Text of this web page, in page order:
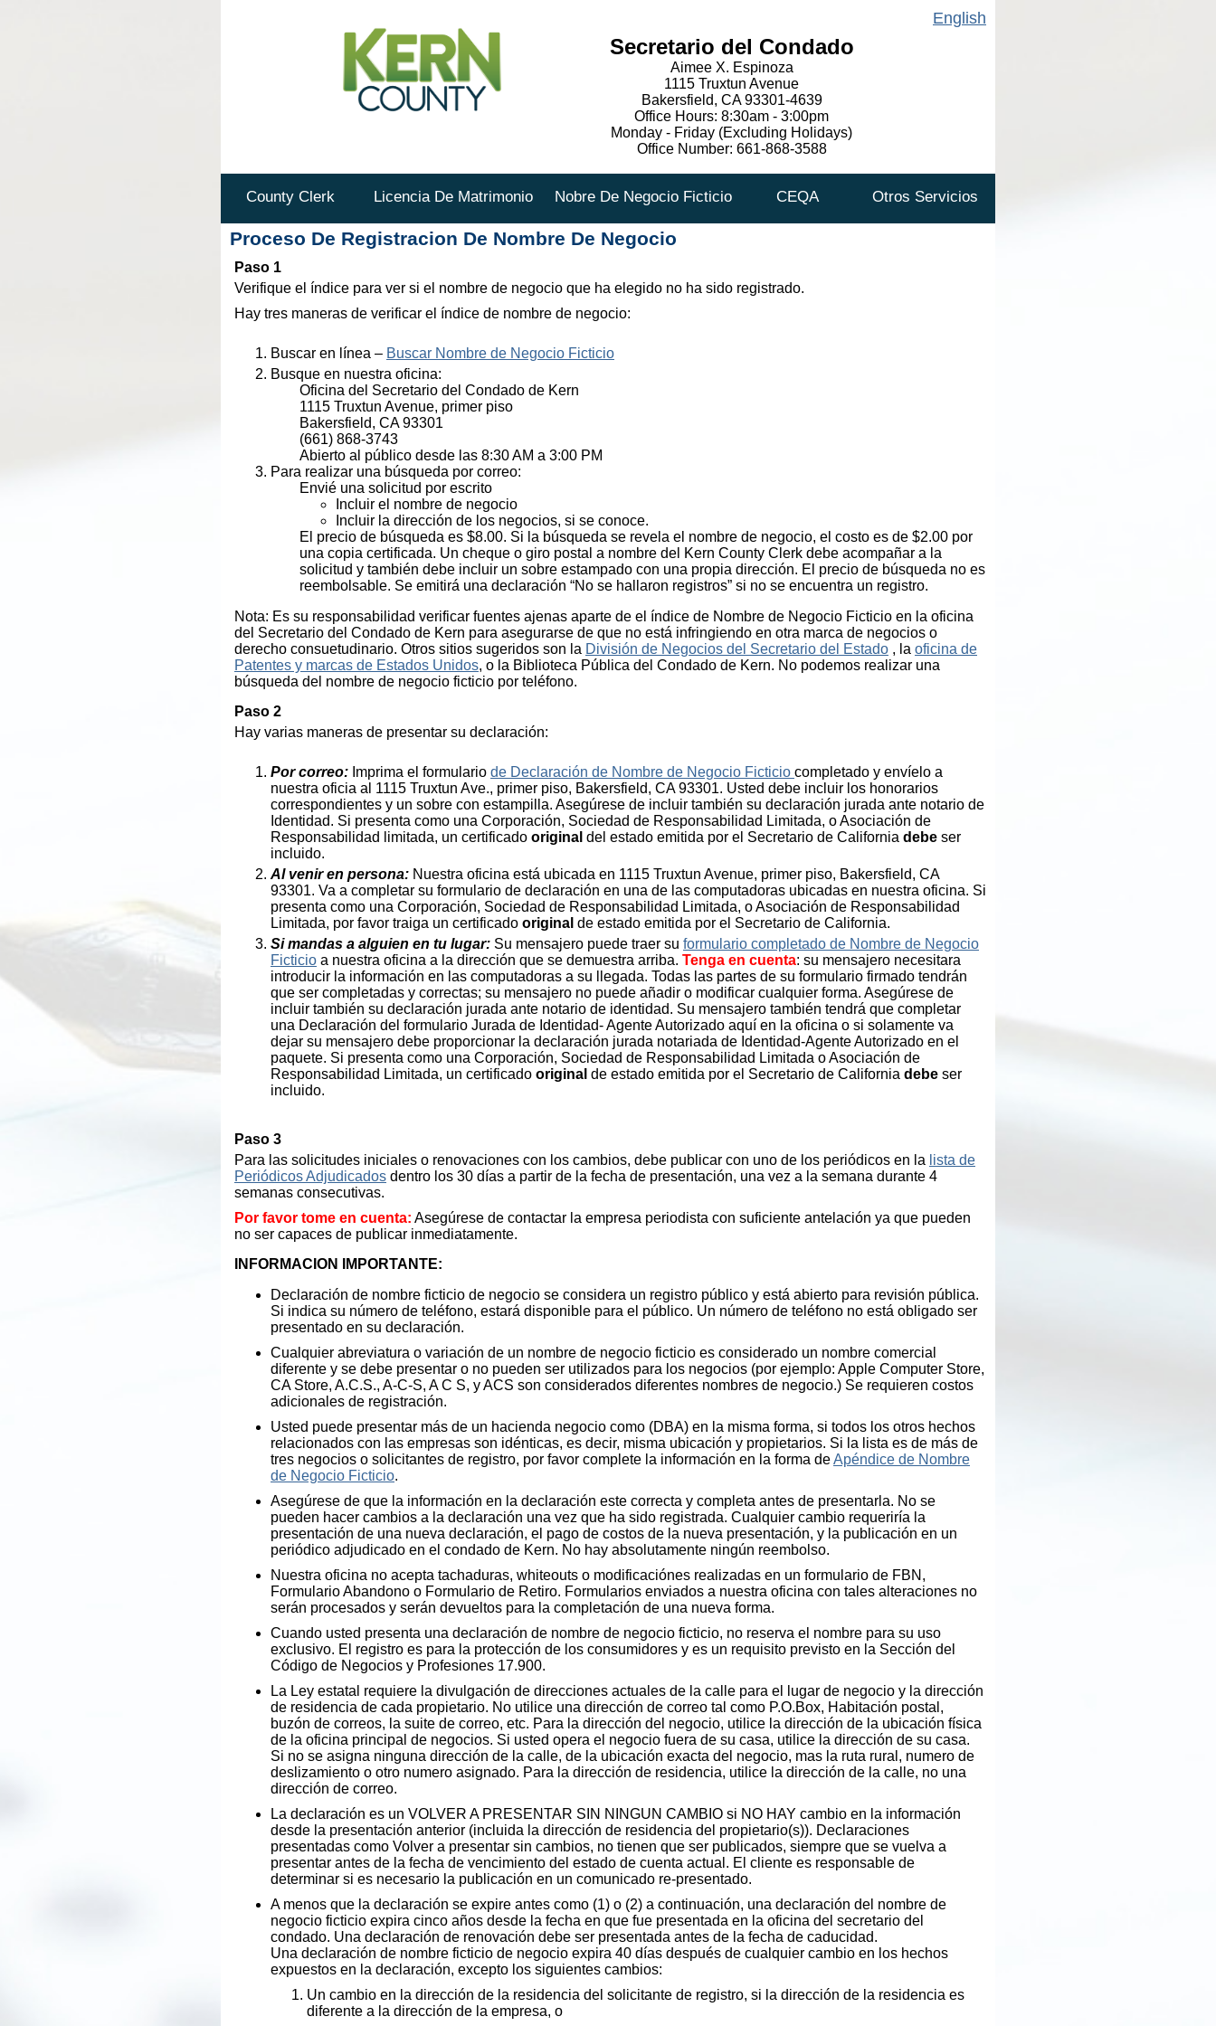
English
Secretario del Condado
Aimee X. Espinoza
1115 Truxtun Avenue
Bakersfield, CA 93301-4639
Office Hours: 8:30am - 3:00pm
Monday - Friday (Excluding Holidays)
Office Number: 661-868-3588
County Clerk Licencia De Matrimonio Nobre De Negocio Ficticio CEQA Otros Servicios
Proceso De Registracion De Nombre De Negocio
Paso 1
Verifique el índice para ver si el nombre de negocio que ha elegido no ha sido registrado.
Hay tres maneras de verificar el índice de nombre de negocio:
Buscar en línea – Buscar Nombre de Negocio Ficticio
Busque en nuestra oficina:
Oficina del Secretario del Condado de Kern
1115 Truxtun Avenue, primer piso
Bakersfield, CA 93301
(661) 868-3743
Abierto al público desde las 8:30 AM a 3:00 PM
Para realizar una búsqueda por correo:
Envié una solicitud por escrito
Incluir el nombre de negocio
Incluir la dirección de los negocios, si se conoce.
El precio de búsqueda es $8.00. Si la búsqueda se revela el nombre de negocio, el costo es de $2.00 por
una copia certificada. Un cheque o giro postal a nombre del Kern County Clerk debe acompañar a la
solicitud y también debe incluir un sobre estampado con una propia dirección. El precio de búsqueda no es
reembolsable. Se emitirá una declaración “No se hallaron registros” si no se encuentra un registro.
Nota: Es su responsabilidad verificar fuentes ajenas aparte de el índice de Nombre de Negocio Ficticio en la oficina
del Secretario del Condado de Kern para asegurarse de que no está infringiendo en otra marca de negocios o
derecho consuetudinario. Otros sitios sugeridos son la División de Negocios del Secretario del Estado , la oficina de
Patentes y marcas de Estados Unidos, o la Biblioteca Pública del Condado de Kern. No podemos realizar una
búsqueda del nombre de negocio ficticio por teléfono.
Paso 2
Hay varias maneras de presentar su declaración:
Por correo: Imprima el formulario de Declaración de Nombre de Negocio Ficticio completado y envíelo a
nuestra oficia al 1115 Truxtun Ave., primer piso, Bakersfield, CA 93301. Usted debe incluir los honorarios
correspondientes y un sobre con estampilla. Asegúrese de incluir también su declaración jurada ante notario de
Identidad. Si presenta como una Corporación, Sociedad de Responsabilidad Limitada, o Asociación de
Responsabilidad limitada, un certificado original del estado emitida por el Secretario de California debe ser
incluido.
Al venir en persona: Nuestra oficina está ubicada en 1115 Truxtun Avenue, primer piso, Bakersfield, CA
93301. Va a completar su formulario de declaración en una de las computadoras ubicadas en nuestra oficina. Si
presenta como una Corporación, Sociedad de Responsabilidad Limitada, o Asociación de Responsabilidad
Limitada, por favor traiga un certificado original de estado emitida por el Secretario de California.
Si mandas a alguien en tu lugar: Su mensajero puede traer su formulario completado de Nombre de Negocio
Ficticio a nuestra oficina a la dirección que se demuestra arriba. Tenga en cuenta: su mensajero necesitara
introducir la información en las computadoras a su llegada. Todas las partes de su formulario firmado tendrán
que ser completadas y correctas; su mensajero no puede añadir o modificar cualquier forma. Asegúrese de
incluir también su declaración jurada ante notario de identidad. Su mensajero también tendrá que completar
una Declaración del formulario Jurada de Identidad- Agente Autorizado aquí en la oficina o si solamente va
dejar su mensajero debe proporcionar la declaración jurada notariada de Identidad-Agente Autorizado en el
paquete. Si presenta como una Corporación, Sociedad de Responsabilidad Limitada o Asociación de
Responsabilidad Limitada, un certificado original de estado emitida por el Secretario de California debe ser
incluido.
Paso 3
Para las solicitudes iniciales o renovaciones con los cambios, debe publicar con uno de los periódicos en la lista de
Periódicos Adjudicados dentro los 30 días a partir de la fecha de presentación, una vez a la semana durante 4
semanas consecutivas.
Por favor tome en cuenta: Asegúrese de contactar la empresa periodista con suficiente antelación ya que pueden
no ser capaces de publicar inmediatamente.
INFORMACION IMPORTANTE:
Declaración de nombre ficticio de negocio se considera un registro público y está abierto para revisión pública.
Si indica su número de teléfono, estará disponible para el público. Un número de teléfono no está obligado ser
presentado en su declaración.
Cualquier abreviatura o variación de un nombre de negocio ficticio es considerado un nombre comercial
diferente y se debe presentar o no pueden ser utilizados para los negocios (por ejemplo: Apple Computer Store,
CA Store, A.C.S., A-C-S, A C S, y ACS son considerados diferentes nombres de negocio.) Se requieren costos
adicionales de registración.
Usted puede presentar más de un hacienda negocio como (DBA) en la misma forma, si todos los otros hechos
relacionados con las empresas son idénticas, es decir, misma ubicación y propietarios. Si la lista es de más de
tres negocios o solicitantes de registro, por favor complete la información en la forma deApéndice de Nombre
de Negocio Ficticio.
Asegúrese de que la información en la declaración este correcta y completa antes de presentarla. No se
pueden hacer cambios a la declaración una vez que ha sido registrada. Cualquier cambio requeriría la
presentación de una nueva declaración, el pago de costos de la nueva presentación, y la publicación en un
periódico adjudicado en el condado de Kern. No hay absolutamente ningún reembolso.
Nuestra oficina no acepta tachaduras, whiteouts o modificaciónes realizadas en un formulario de FBN,
Formulario Abandono o Formulario de Retiro. Formularios enviados a nuestra oficina con tales alteraciones no
serán procesados y serán devueltos para la completación de una nueva forma.
Cuando usted presenta una declaración de nombre de negocio ficticio, no reserva el nombre para su uso
exclusivo. El registro es para la protección de los consumidores y es un requisito previsto en la Sección del
Código de Negocios y Profesiones 17.900.
La Ley estatal requiere la divulgación de direcciones actuales de la calle para el lugar de negocio y la dirección
de residencia de cada propietario. No utilice una dirección de correo tal como P.O.Box, Habitación postal,
buzón de correos, la suite de correo, etc. Para la dirección del negocio, utilice la dirección de la ubicación física
de la oficina principal de negocios. Si usted opera el negocio fuera de su casa, utilice la dirección de su casa.
Si no se asigna ninguna dirección de la calle, de la ubicación exacta del negocio, mas la ruta rural, numero de
deslizamiento o otro numero asignado. Para la dirección de residencia, utilice la dirección de la calle, no una
dirección de correo.
La declaración es un VOLVER A PRESENTAR SIN NINGUN CAMBIO si NO HAY cambio en la información
desde la presentación anterior (incluida la dirección de residencia del propietario(s)). Declaraciones
presentadas como Volver a presentar sin cambios, no tienen que ser publicados, siempre que se vuelva a
presentar antes de la fecha de vencimiento del estado de cuenta actual. El cliente es responsable de
determinar si es necesario la publicación en un comunicado re-presentado.
A menos que la declaración se expire antes como (1) o (2) a continuación, una declaración del nombre de
negocio ficticio expira cinco años desde la fecha en que fue presentada en la oficina del secretario del
condado. Una declaración de renovación debe ser presentada antes de la fecha de caducidad.
Una declaración de nombre ficticio de negocio expira 40 días después de cualquier cambio en los hechos
expuestos en la declaración, excepto los siguientes cambios:
Un cambio en la dirección de la residencia del solicitante de registro, si la dirección de la residencia es
diferente a la dirección de la empresa, o